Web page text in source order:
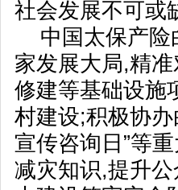
社会发展不可或
中国太保产
家发展大局,精
修建等基础设施
村建设;积极协办
宣传咨询日”等
减灾知识,提升